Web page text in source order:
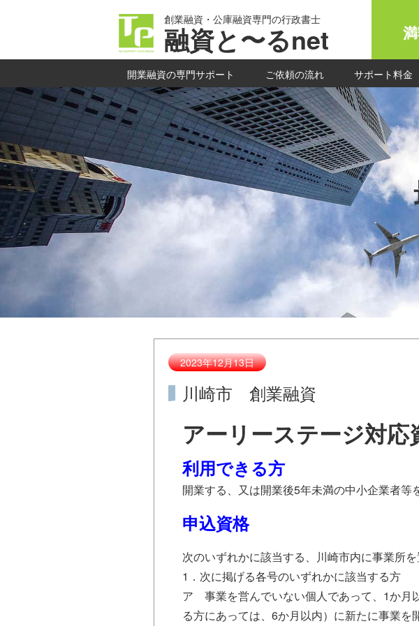
創業融資・公庫融資専門の行政書士
融資と〜るnet
開業融資の専門サポート ご依頼の流れ サポート料金
2023年12月13日
川崎市 創業融資
アーリーステージ対応
利用できる方
開業する、又は開業後5年未満の中小企業者等
申込資格
次のいずれかに該当する、川崎市内に事業所
1．次に掲げる各号のいずれかに該当する方
ア 事業を営んでいない個人であって、1か月
る方にあっては、6か月以内）に新たに事業を